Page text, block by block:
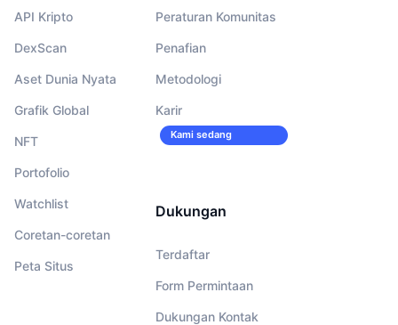
API Kripto
DexScan
Aset Dunia Nyata
Grafik Global
NFT
Portofolio
Watchlist
Coretan-coretan
Peta Situs
Peraturan Komunitas
Penafian
Metodologi
Karir
Kami sedang
Dukungan
Terdaftar
Form Permintaan
Dukungan Kontak